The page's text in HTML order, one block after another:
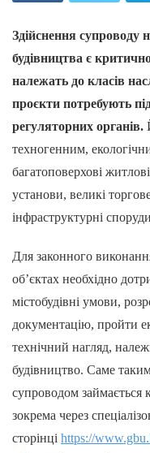
Здійснення супроводу
будівництва є
належать до класів
проєкти потребують
регуляторних органів.
техногенним,
багатоповерхові
установи, великі
інфраструктурні
Для законного
об’єктах необхідно
містобудівні умови,
документацію, пройти
технічний нагляд,
будівництво. Саме
супроводом
зокрема через
сторінці https://